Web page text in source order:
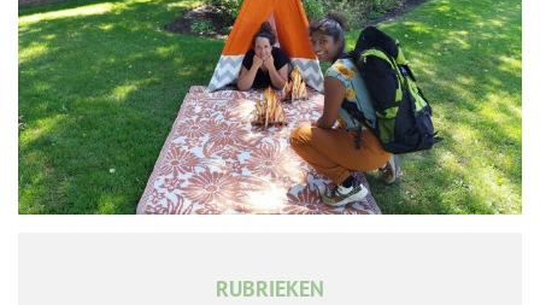
RUBRIEKEN